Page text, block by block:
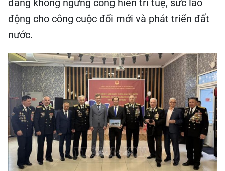
đang không ngừng cống hiến trí tuệ, sức lao
động cho công cuộc đổi mới và phát triển đất
nước.